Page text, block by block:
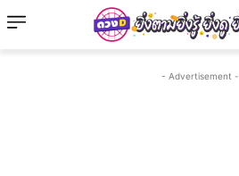
- Advertisement -